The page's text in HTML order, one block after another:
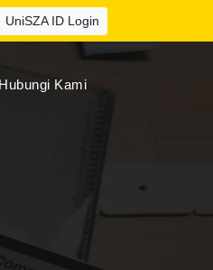
UniSZA ID Login
Hubungi Kami